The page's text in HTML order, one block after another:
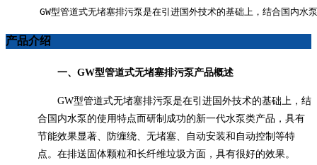
GW型管道式无堵塞排污泵是在引进国外技术的基础上，结合国内
产品介绍
一、 GW型管道式无堵塞排污泵产品概述
GW型管道式无堵塞排污泵是在引进国外技术的基础上，结
合国内水泵的使用特点而研制成功的新一代水泵类产品，具有
节能效果显著、防缠绕、无堵塞、自动安装和自动控制等特
点。在排送固体颗粒和长纤维垃圾方面，具有很好的效果。